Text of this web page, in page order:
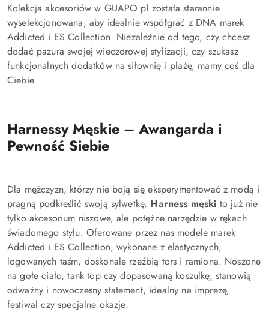
Kolekcja akcesoriów w GUAPO.pl została starannie
wyselekcjonowana, aby idealnie współgrać z DNA marek
Addicted i ES Collection. Niezależnie od tego, czy chcesz
dodać pazura swojej wieczorowej stylizacji, czy szukasz
funkcjonalnych dodatków na siłownię i plażę, mamy coś dla
Ciebie.
Harnessy Męskie – Awangarda i
Pewność Siebie
Dla mężczyzn, którzy nie boją się eksperymentować z modą i
pragną podkreślić swoją sylwetkę. Harness męski to już nie
tylko akcesorium niszowe, ale potężne narzędzie w rękach
świadomego stylu. Oferowane przez nas modele marek
Addicted i ES Collection, wykonane z elastycznych,
logowanych taśm, doskonale rzeźbią tors i ramiona. Noszone
na gołe ciało, tank top czy dopasowaną koszulkę, stanowią
odważny i nowoczesny statement, idealny na imprezę,
festiwal czy specjalne okazje.